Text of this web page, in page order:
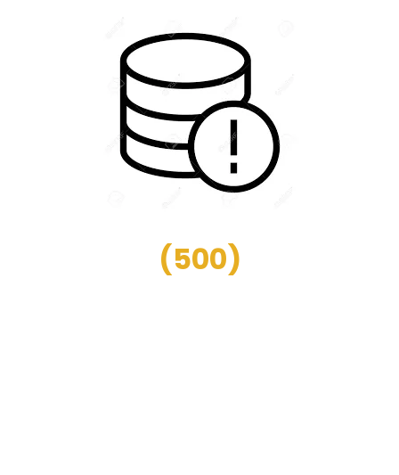
(500)